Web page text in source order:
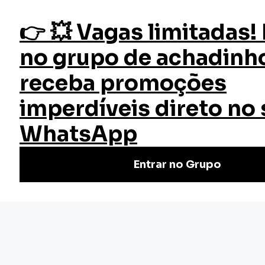
fazer login
Início Cursos Cursos Gratuitos
NR 13 Caldeiras, Vasos de Pressão e Tubulações
Curso NR 13 Caldeiras, Vasos de
Pressão e Tubulações
Faça o Curso de NR 13 Básico Online e Gratuito |
Certificado válido em todo Brasil. Não perca tempo, venha